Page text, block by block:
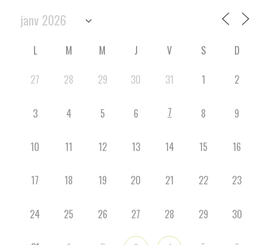
L M M J V S
D
27
28 29 30 31 1 2
3 4 5 6 7 8 9
10 11 12 13 14 15 16
17 18 19 20 21 22 23
24 25 26 27 28 29 30